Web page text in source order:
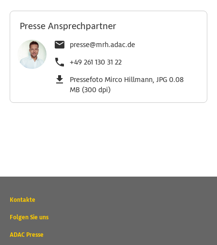
Presse Ansprechpartner
presse@mrh.adac.de
+49 261 130 31 22
Pressefoto Mirco Hillmann, JPG 0.08
MB (300 dpi)
Wichtige
und
Links
Kontakte
Folgen Sie uns
ADAC Presse